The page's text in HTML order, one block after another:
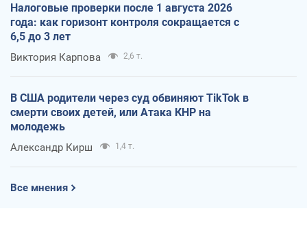
Налоговые проверки после 1 августа 2026
года: как горизонт контроля сокращается с
6,5 до 3 лет
Виктория Карпова 2,6 т.
В США родители через суд обвиняют TikTok в
смерти своих детей, или Атака КНР на
молодежь
Александр Кирш 1,4 т.
Все мнения